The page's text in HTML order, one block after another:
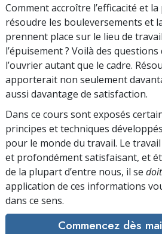
Comment accroître l’efficacité et
résoudre les bouleversements et
prennent place sur le lieu de
l’épuisement ? Voilà des
l’ouvrier autant que le cadre.
apporterait non seulement
aussi davantage de satisfaction.
Dans ce cours sont exposés
principes et techniques
pour le monde du travail. Le travail
et profondément satisfaisant, et
de la plupart d’entre nous, il se doit
application de ces informations
dans ce sens.
Commencez dès